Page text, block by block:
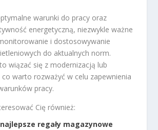
warunki do pracy oraz
energetyczną, niezwykle ważne
i dostosowywanie
do aktualnych norm.
wiązać się z modernizacją lub
warto rozważyć w celu zapewnienia
pracy.
Cię również:
regały magazynowe